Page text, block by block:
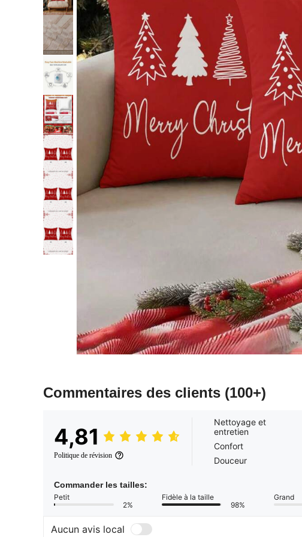
Commentaires des clients (100+)
4,81
Politique de révision
Nettoyage et
entretien
Confort
Douceur
Commander les tailles:
Petit
2%
Fidèle à la taille
98%
Grand
Aucun avis local